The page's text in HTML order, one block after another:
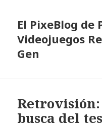
El PixeBlog de
Videojuegos
Gen
busca del